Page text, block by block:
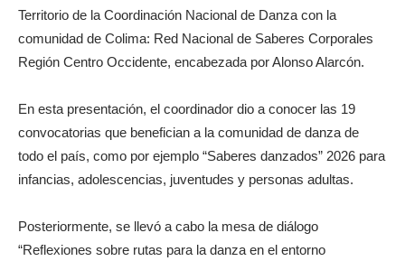
Territorio de la Coordinación Nacional de Danza con la
comunidad de Colima: Red Nacional de Saberes Corporales
Región Centro Occidente, encabezada por Alonso Alarcón.
En esta presentación, el coordinador dio a conocer las 19
convocatorias que benefician a la comunidad de danza de
todo el país, como por ejemplo “Saberes danzados” 2026 para
infancias, adolescencias, juventudes y personas adultas.
Posteriormente, se llevó a cabo la mesa de diálogo
“Reflexiones sobre rutas para la danza en el entorno